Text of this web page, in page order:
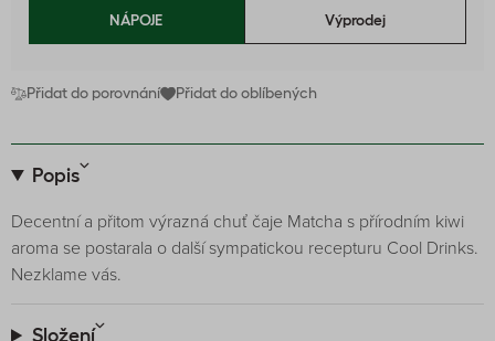
NÁPOJE Výprodej
Přidat do porovnání Přidat do oblíbených
Popis
Decentní a přitom výrazná chuť čaje Matcha s přírodním kiwi
aroma se postarala o další sympatickou recepturu Cool Drinks.
Nezklame vás.
Složení